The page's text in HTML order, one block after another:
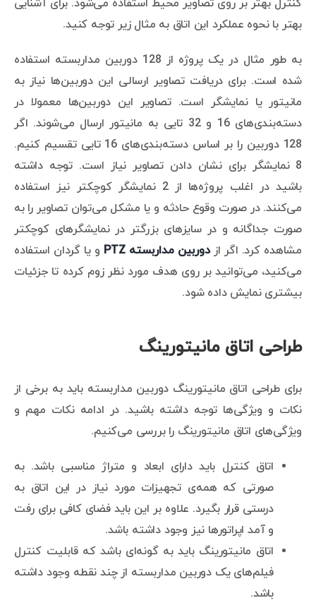
کنترل بهتر بر روی تصاویر محیط استفاده می‌شود. برای آشنایی
بهتر با نحوه عملکرد این اتاق به مثال زیر توجه کنید.
به طور مثال در یک پروژه از 128 دوربین مداربسته استفاده
شده است. برای دریافت تصاویر ارسالی این دوربین‌ها نیاز به
مانیتور یا نمایشگر است. تصاویر این دوربین‌ها معمولا در
دسته‌بندی‌های 16 و 32 تایی به مانیتور ارسال می‌شوند. اگر
128 دوربین را بر اساس دسته‌بندی‌های 16 تایی تقسیم کنیم.
8 نمایشگر برای نشان دادن تصاویر نیاز است. توجه داشته
باشید در اغلب پروژه‌ها از 2 نمایشگر کوچکتر نیز استفاده
می‌کنند. در صورت وقوع حادثه و یا مشکل می‌توان تصاویر را به
صورت جداگانه و در سایزهای بزرگتر در نمایشگرهای کوچکتر
مشاهده کرد. اگر ازدوربین مداربسته PTZ
و یا گردان استفاده
می‌کنید، می‌توانید بر روی هدف مورد نظر زوم کرده تا جزئیات
بیشتری نمایش داده شود.
طراحی اتاق مانیتورینگ
برای طراحی اتاق مانیتورینگ دوربین مداربسته باید به برخی از
نکات و ویژگی‌ها توجه داشته باشید. در ادامه نکات مهم و
ویژگی‌های اتاق مانیتورینگ را بررسی می‌کنیم.
اتاق کنترل باید دارای ابعاد و متراژ مناسبی باشد. به
صورتی که همه‌ی تجهیزات مورد نیاز در این اتاق به
درستی قرار بگیرد. علاوه بر این باید فضای کافی برای رفت
و آمد اپراتورها نیز وجود داشته باشد.
اتاق مانیتورینگ باید به گونه‌ای باشد که قابلیت کنترل
فیلم‌های یک دوربین مداربسته از چند نقطه وجود داشته
باشد.